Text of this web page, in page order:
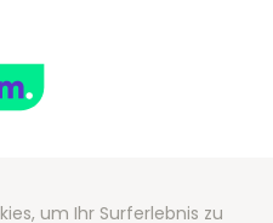
Do Better Online BV
um Ihr Surferlebnis zu